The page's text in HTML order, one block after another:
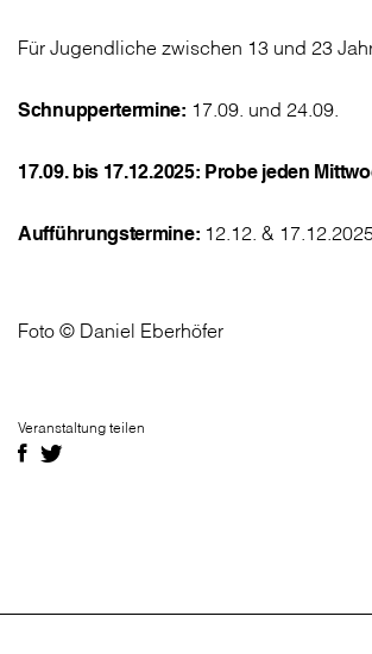
Für Jugendliche zwischen 13 und 23
Schnuppertermine: 17.09. und 24.09.
17.09. bis 17.12.2025: Probe jeden
Aufführungstermine: 12.12. & 17.12.2025
Foto © Daniel Eberhöfer
Veranstaltung teilen